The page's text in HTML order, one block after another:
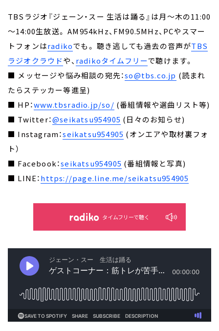
TBSラジオ『ジェーン・スー 生活は踊る』は月～木の11:00
～14:00生放送。 AM954kHz、FM90.5MHz、PCやスマー
トフォンはradikoでも。 聴き逃しても過去の音声がTBS
ラジオクラウドや、 radikoタイムフリーで聴けます。
■ メッセージや悩み相談の宛先：so@tbs.co.jp (読まれ
たらステッカー等進呈)
■ HP：www.tbsradio.jp/so/ (番組情報や選曲リスト等)
■ Twitter：@seikatsu954905 (日々のお知らせ)
■ Instagram：seikatsu954905 (オンエアや取材裏フォ
ト）
■ Facebook：seikatsu954905 (番組情報と写真)
■ LINE：https://page.line.me/seikatsu954905
タイムフリーで聴く